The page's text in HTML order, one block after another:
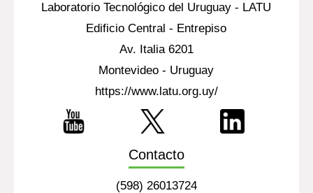
Laboratorio Tecnológico del Uruguay - LATU
Edificio Central - Entrepiso
Av. Italia 6201
Montevideo - Uruguay
https://www.latu.org.uy/
Contacto
(598) 26013724